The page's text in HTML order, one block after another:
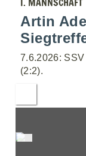
Artin
7.6.2026:
(2:2).